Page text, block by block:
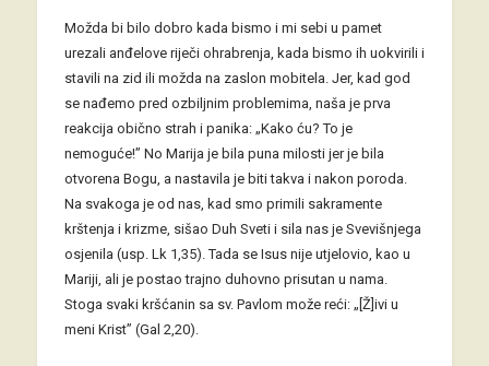
Možda bi bilo dobro kada bismo i mi sebi u pamet
urezali anđelove riječi ohrabrenja, kada bismo ih uokvirili i
stavili na zid ili možda na zaslon mobitela. Jer, kad god
se nađemo pred ozbiljnim problemima, naša je prva
reakcija obično strah i panika: „Kako ću? To je
nemoguće!” No Marija je bila puna milosti jer je bila
otvorena Bogu, a nastavila je biti takva i nakon poroda.
Na svakoga je od nas, kad smo primili sakramente
krštenja i krizme, sišao Duh Sveti i sila nas je Svevišnjega
osjenila (usp. Lk 1,35). Tada se Isus nije utjelovio, kao u
Mariji, ali je postao trajno duhovno prisutan u nama.
Stoga svaki kršćanin sa sv. Pavlom može reći: „[Ž]ivi u
meni Krist” (Gal 2,20).